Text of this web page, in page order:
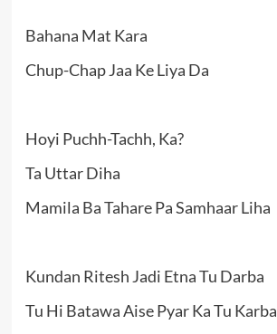
Bahana Mat Kara
Chup-Chap Jaa Ke Liya Da
Hoyi Puchh-Tachh, Ka?
Ta Uttar Diha
Mamila Ba Tahare Pa Samhaar Liha
Kundan Ritesh Jadi Etna Tu Darba
Tu Hi Batawa Aise Pyar Ka Tu Karba